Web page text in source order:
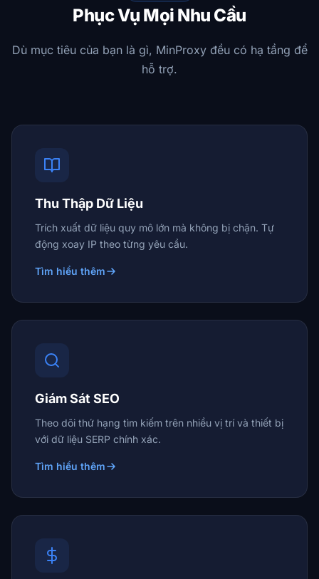
Phục Vụ Mọi Nhu Cầu
Dù mục tiêu của bạn là gì, MinProxy đều có hạ tầng để
hỗ trợ.
Thu Thập Dữ Liệu
Trích xuất dữ liệu quy mô lớn mà không bị chặn. Tự
động xoay IP theo từng yêu cầu.
Tìm hiểu thêm
Giám Sát SEO
Theo dõi thứ hạng tìm kiếm trên nhiều vị trí và thiết bị
với dữ liệu SERP chính xác.
Tìm hiểu thêm